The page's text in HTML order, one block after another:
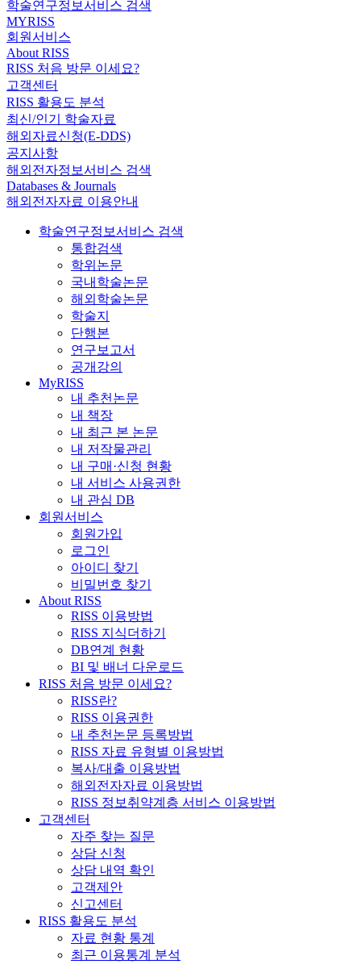
학술연구정보서비스 검색
MYRISS
회원서비스
About RISS
RISS 처음 방문 이세요?
고객센터
RISS 활용도 분석
최신/인기 학술자료
해외자료신청(E-DDS)
공지사항
해외전자정보서비스 검색
Databases & Journals
해외전자자료 이용안내
학술연구정보서비스 검색
통합검색
학위논문
국내학술논문
해외학술논문
학술지
단행본
연구보고서
공개강의
MyRISS
내 추천논문
내 책장
내 최근 본 논문
내 저작물관리
내 구매·신청 현황
내 서비스 사용권한
내 관심 DB
회원서비스
회원가입
로그인
아이디 찾기
비밀번호 찾기
About RISS
RISS 이용방법
RISS 지식더하기
DB연계 현황
BI 및 배너 다운로드
RISS 처음 방문 이세요?
RISS란?
RISS 이용권한
내 추천논문 등록방법
RISS 자료 유형별 이용방법
복사/대출 이용방법
해외전자자료 이용방법
RISS 정보취약계층 서비스 이용방법
고객센터
자주 찾는 질문
상담 신청
상담 내역 확인
고객제안
신고센터
RISS 활용도 분석
자료 현황 통계
최근 이용통계 분석